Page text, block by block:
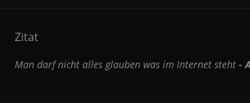
Zitat
Man darf nicht alles glauben was im Internet steht -